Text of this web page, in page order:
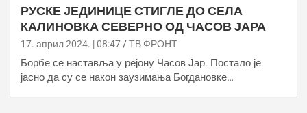
РУСКЕ ЈЕДИНИЦЕ СТИГЛЕ ДО СЕЛА
КАЛИНОВКА СЕВЕРНО ОД ЧАСОВ ЈАРА
17. април 2024. | 08:47 ТВ ФРОНТ
Борбе се наставља у рејону Часов Јар. Постало је
јасно да су се након заузимања Богдановке…